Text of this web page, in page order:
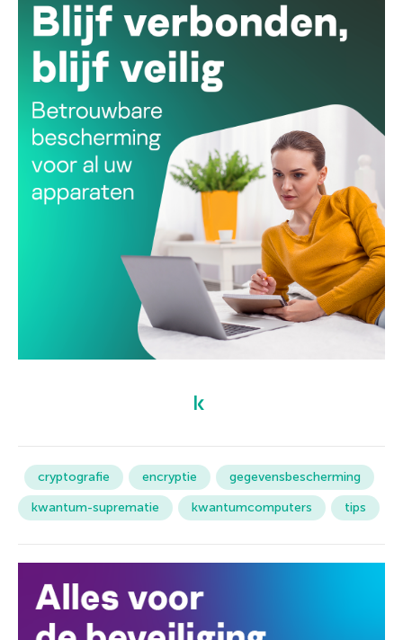
cryptografie encryptie
gegevensbescherming
kwantum-suprematie
kwantumcomputers tips